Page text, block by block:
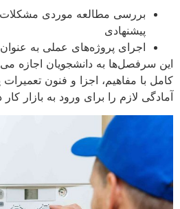
بررسی مطالعه موردی
پیشنهادی
اجرای پروژه‌های عملی به
این سرفصل‌ها به دانشجویان اجازه
کامل با مفاهیم، اجزا و فنون
آمادگی لازم را برای ورود به بازار